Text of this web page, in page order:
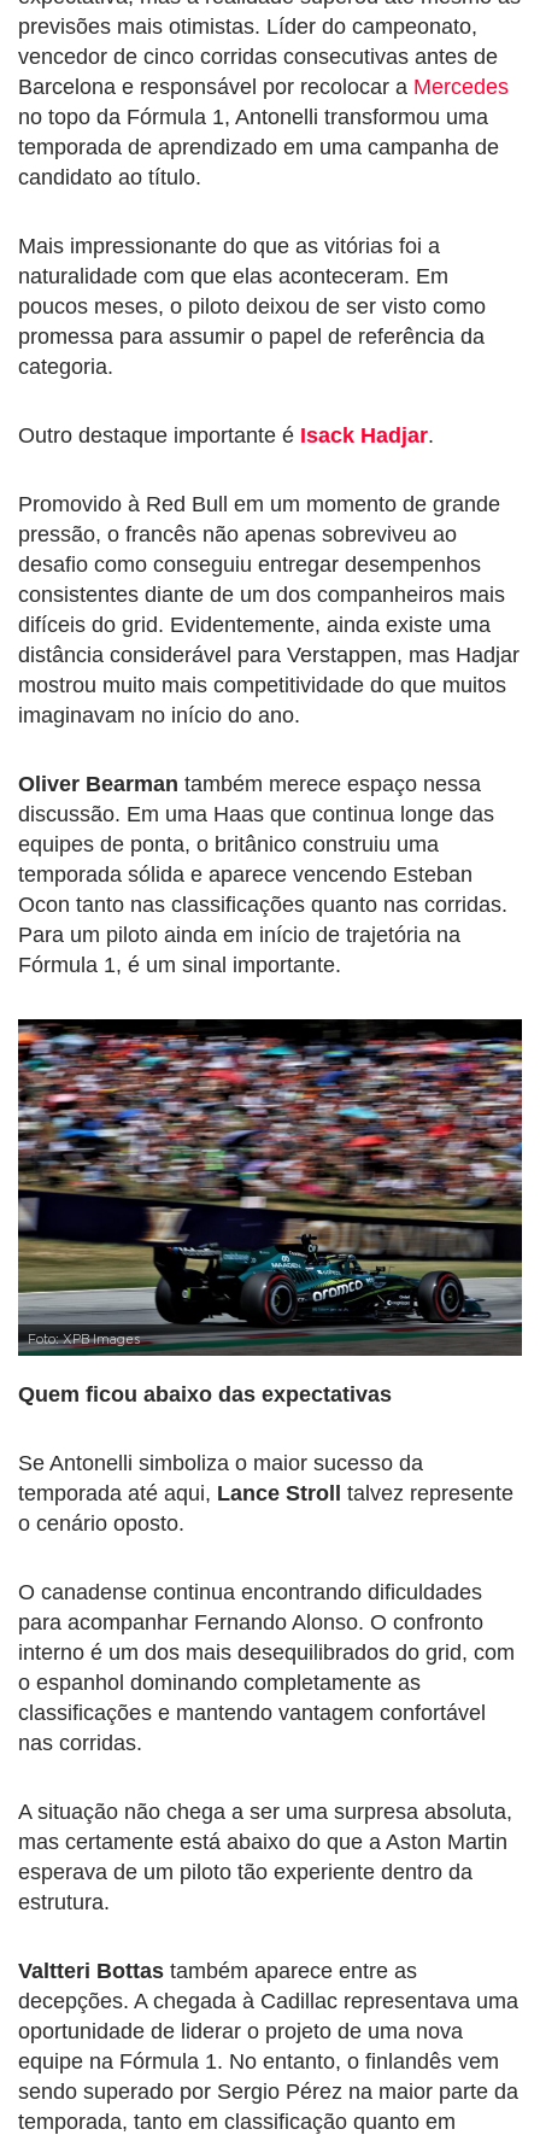
previsões mais otimistas. Líder do campeonato,
vencedor de cinco corridas consecutivas antes de
Barcelona e responsável por recolocar a Mercedes
no topo da Fórmula 1, Antonelli transformou uma
temporada de aprendizado em uma campanha de
candidato ao título.
Mais impressionante do que as vitórias foi a
naturalidade com que elas aconteceram. Em
poucos meses, o piloto deixou de ser visto como
promessa para assumir o papel de referência da
categoria.
Outro destaque importante é Isack Hadjar.
Promovido à Red Bull em um momento de grande
pressão, o francês não apenas sobreviveu ao
desafio como conseguiu entregar desempenhos
consistentes diante de um dos companheiros mais
difíceis do grid. Evidentemente, ainda existe uma
distância considerável para Verstappen, mas Hadjar
mostrou muito mais competitividade do que muitos
imaginavam no início do ano.
Oliver Bearman também merece espaço nessa
discussão. Em uma Haas que continua longe das
equipes de ponta, o britânico construiu uma
temporada sólida e aparece vencendo Esteban
Ocon tanto nas classificações quanto nas corridas.
Para um piloto ainda em início de trajetória na
Fórmula 1, é um sinal importante.
Foto: XPB Images
Quem ficou abaixo das expectativas
Se Antonelli simboliza o maior sucesso da
temporada até aqui, Lance Stroll talvez represente
o cenário oposto.
O canadense continua encontrando dificuldades
para acompanhar Fernando Alonso. O confronto
interno é um dos mais desequilibrados do grid, com
o espanhol dominando completamente as
classificações e mantendo vantagem confortável
nas corridas.
A situação não chega a ser uma surpresa absoluta,
mas certamente está abaixo do que a Aston Martin
esperava de um piloto tão experiente dentro da
estrutura.
Valtteri Bottas também aparece entre as
decepções. A chegada à Cadillac representava uma
oportunidade de liderar o projeto de uma nova
equipe na Fórmula 1. No entanto, o finlandês vem
sendo superado por Sergio Pérez na maior parte da
temporada, tanto em classificação quanto em